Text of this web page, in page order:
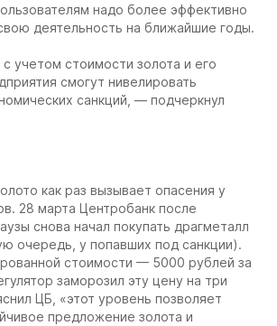
надо более эффективно
деятельность на ближайшие годы.
учетом стоимости золота и его
смогут нивелировать
санкций, — подчеркнул
как раз вызывает опасения у
28 марта Центробанк после
снова начал покупать драгметалл
очередь, у попавших под санкции).
стоимости — 5000 рублей за
заморозил эту цену на три
ЦБ, «этот уровень позволяет
предложение золота и